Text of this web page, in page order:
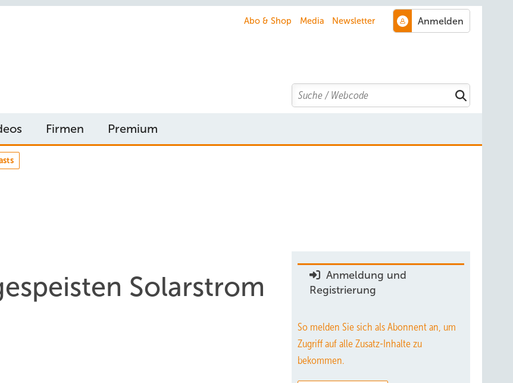
Abo & Shop Media Newsletter
Search
Firmen Premium
Solarstrom
Anmeldung und
Registrierung
So melden Sie sich als Abonnent an, um
Zugriff auf alle Zusatz-Inhalte zu
bekommen.